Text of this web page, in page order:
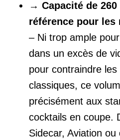
→ Capacité de
référence pour les
– Ni trop ample
dans un excès de
pour contraindre
classiques, ce
précisément aux
cocktails en coupe.
Sidecar, Aviation ou